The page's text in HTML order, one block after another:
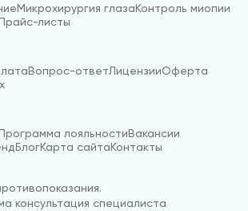
Микрохирургия глазаКонтроль миопии
листы
Вопрос-ответЛицензииОферта
лояльностиВакансии
БлогКарта сайтаКонтакты
консультация специалиста